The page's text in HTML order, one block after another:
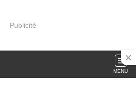
Publicité
MENU